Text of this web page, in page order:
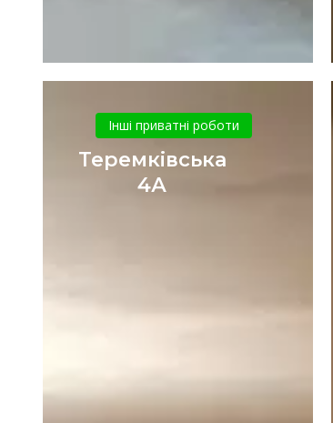
4А
Інші приватні роботи
Теремківська
4А